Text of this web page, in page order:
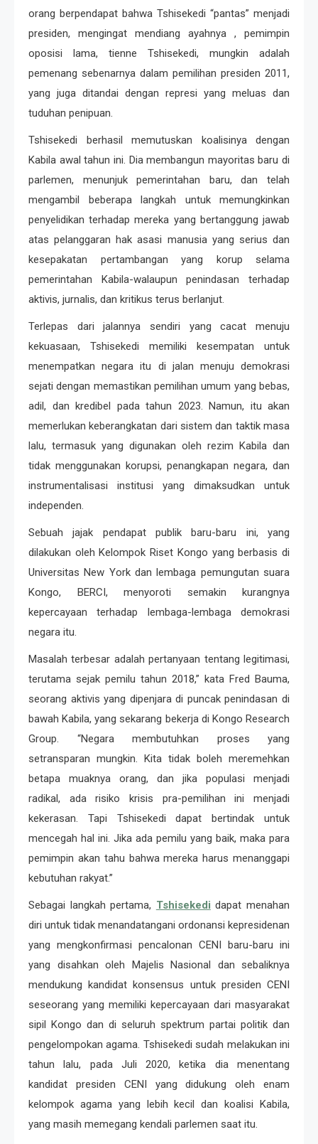
orang berpendapat bahwa Tshisekedi “pantas” menjadi
presiden, mengingat mendiang ayahnya , pemimpin
oposisi lama, tienne Tshisekedi, mungkin adalah
pemenang sebenarnya dalam pemilihan presiden 2011,
yang juga ditandai dengan represi yang meluas dan
tuduhan penipuan.
Tshisekedi berhasil memutuskan koalisinya dengan
Kabila awal tahun ini. Dia membangun mayoritas baru di
parlemen, menunjuk pemerintahan baru, dan telah
mengambil beberapa langkah untuk memungkinkan
penyelidikan terhadap mereka yang bertanggung jawab
atas pelanggaran hak asasi manusia yang serius dan
kesepakatan pertambangan yang korup selama
pemerintahan Kabila-walaupun penindasan terhadap
aktivis, jurnalis, dan kritikus terus berlanjut.
Terlepas dari jalannya sendiri yang cacat menuju
kekuasaan, Tshisekedi memiliki kesempatan untuk
menempatkan negara itu di jalan menuju demokrasi
sejati dengan memastikan pemilihan umum yang bebas,
adil, dan kredibel pada tahun 2023. Namun, itu akan
memerlukan keberangkatan dari sistem dan taktik masa
lalu, termasuk yang digunakan oleh rezim Kabila dan
tidak menggunakan korupsi, penangkapan negara, dan
instrumentalisasi institusi yang dimaksudkan untuk
independen.
Sebuah jajak pendapat publik baru-baru ini, yang
dilakukan oleh Kelompok Riset Kongo yang berbasis di
Universitas New York dan lembaga pemungutan suara
Kongo, BERCI, menyoroti semakin kurangnya
kepercayaan terhadap lembaga-lembaga demokrasi
negara itu.
Masalah terbesar adalah pertanyaan tentang legitimasi,
terutama sejak pemilu tahun 2018,” kata Fred Bauma,
seorang aktivis yang dipenjara di puncak penindasan di
bawah Kabila, yang sekarang bekerja di Kongo Research
Group. “Negara membutuhkan proses yang
setransparan mungkin. Kita tidak boleh meremehkan
betapa muaknya orang, dan jika populasi menjadi
radikal, ada risiko krisis pra-pemilihan ini menjadi
kekerasan. Tapi Tshisekedi dapat bertindak untuk
mencegah hal ini. Jika ada pemilu yang baik, maka para
pemimpin akan tahu bahwa mereka harus menanggapi
kebutuhan rakyat.”
Sebagai langkah pertama, Tshisekedi dapat menahan
diri untuk tidak menandatangani ordonansi kepresidenan
yang mengkonfirmasi pencalonan CENI baru-baru ini
yang disahkan oleh Majelis Nasional dan sebaliknya
mendukung kandidat konsensus untuk presiden CENI
seseorang yang memiliki kepercayaan dari masyarakat
sipil Kongo dan di seluruh spektrum partai politik dan
pengelompokan agama. Tshisekedi sudah melakukan ini
tahun lalu, pada Juli 2020, ketika dia menentang
kandidat presiden CENI yang didukung oleh enam
kelompok agama yang lebih kecil dan koalisi Kabila,
yang masih memegang kendali parlemen saat itu.